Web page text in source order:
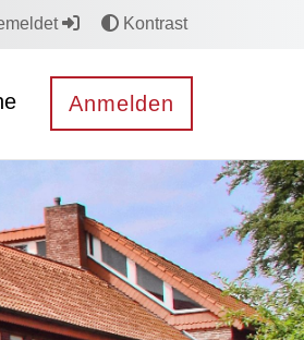
Kontrast
Anmelden